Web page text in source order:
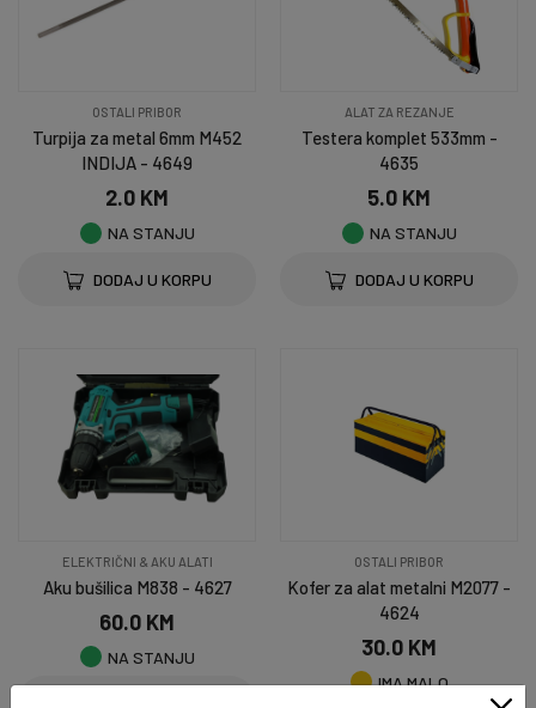
OSTALI PRIBOR
Turpija za metal 6mm M452
INDIJA - 4649
2.0 KM
NA STANJU
DODAJ U KORPU
ALAT ZA REZANJE
Testera komplet 533mm -
4635
5.0 KM
NA STANJU
DODAJ U KORPU
ELEKTRIČNI & AKU ALATI
Aku bušilica M838 - 4627
60.0 KM
NA STANJU
OSTALI PRIBOR
Kofer za alat metalni M2077 -
4624
30.0 KM
IMA MALO